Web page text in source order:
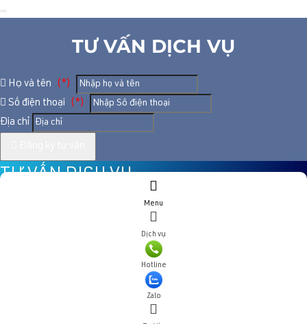
Menu
Dịch vụ
Hotline
Zalo
TƯ VẤN DỊCH VỤ
Họ và tên
(*)
Số điện thoại
(*)
Địa chỉ
TƯ VẤN DỊCH VỤ